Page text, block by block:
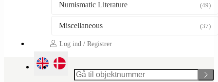
Numismatic Literature (49)
Miscellaneous (37)
Log ind / Registrer